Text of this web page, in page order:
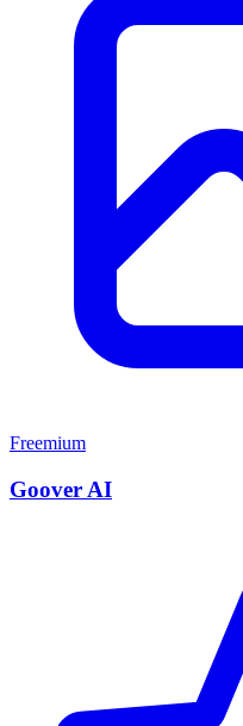
Freemium
Goover AI